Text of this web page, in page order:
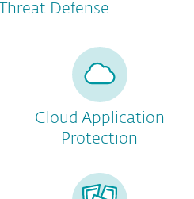
Defense
Cloud Application
Protection